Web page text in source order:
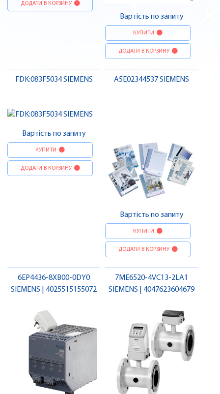
ДОДАТИ В КОРЗИНУ
Вартість по запиту
КУПИТИ
ДОДАТИ В КОРЗИНУ
FDK:083F5034 SIEMENS
Вартість по запиту
КУПИТИ
ДОДАТИ В КОРЗИНУ
A5E02344537 SIEMENS
Вартість по запиту
КУПИТИ
ДОДАТИ В КОРЗИНУ
6EP4436-8XB00-0DY0
SIEMENS | 4025515155072
7ME6520-4VC13-2LA1
SIEMENS | 4047623604679